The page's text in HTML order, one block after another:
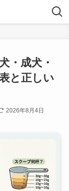
・成犬・
と正しい
2026年8月4日